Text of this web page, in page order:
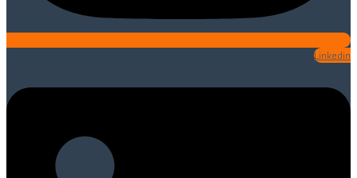
Linkedin